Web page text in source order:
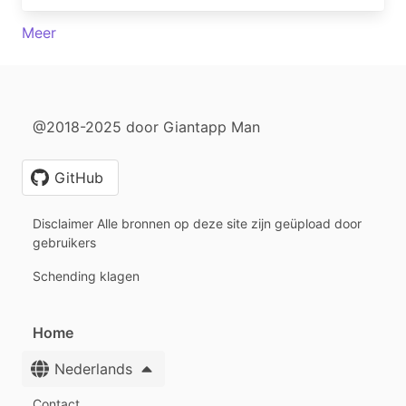
Meer
@2018-2025 door Giantapp Man
GitHub
Disclaimer Alle bronnen op deze site zijn geüpload door
gebruikers
Schending klagen
Home
Nederlands